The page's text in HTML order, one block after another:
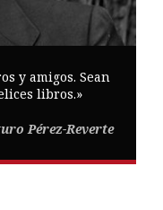
y amigos. Sean
libros.»
Pérez-Reverte